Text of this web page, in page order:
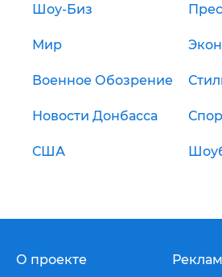
Шоу-Биз
Мир
Военное Обозрение
Новости Донбасса
США
О проекте